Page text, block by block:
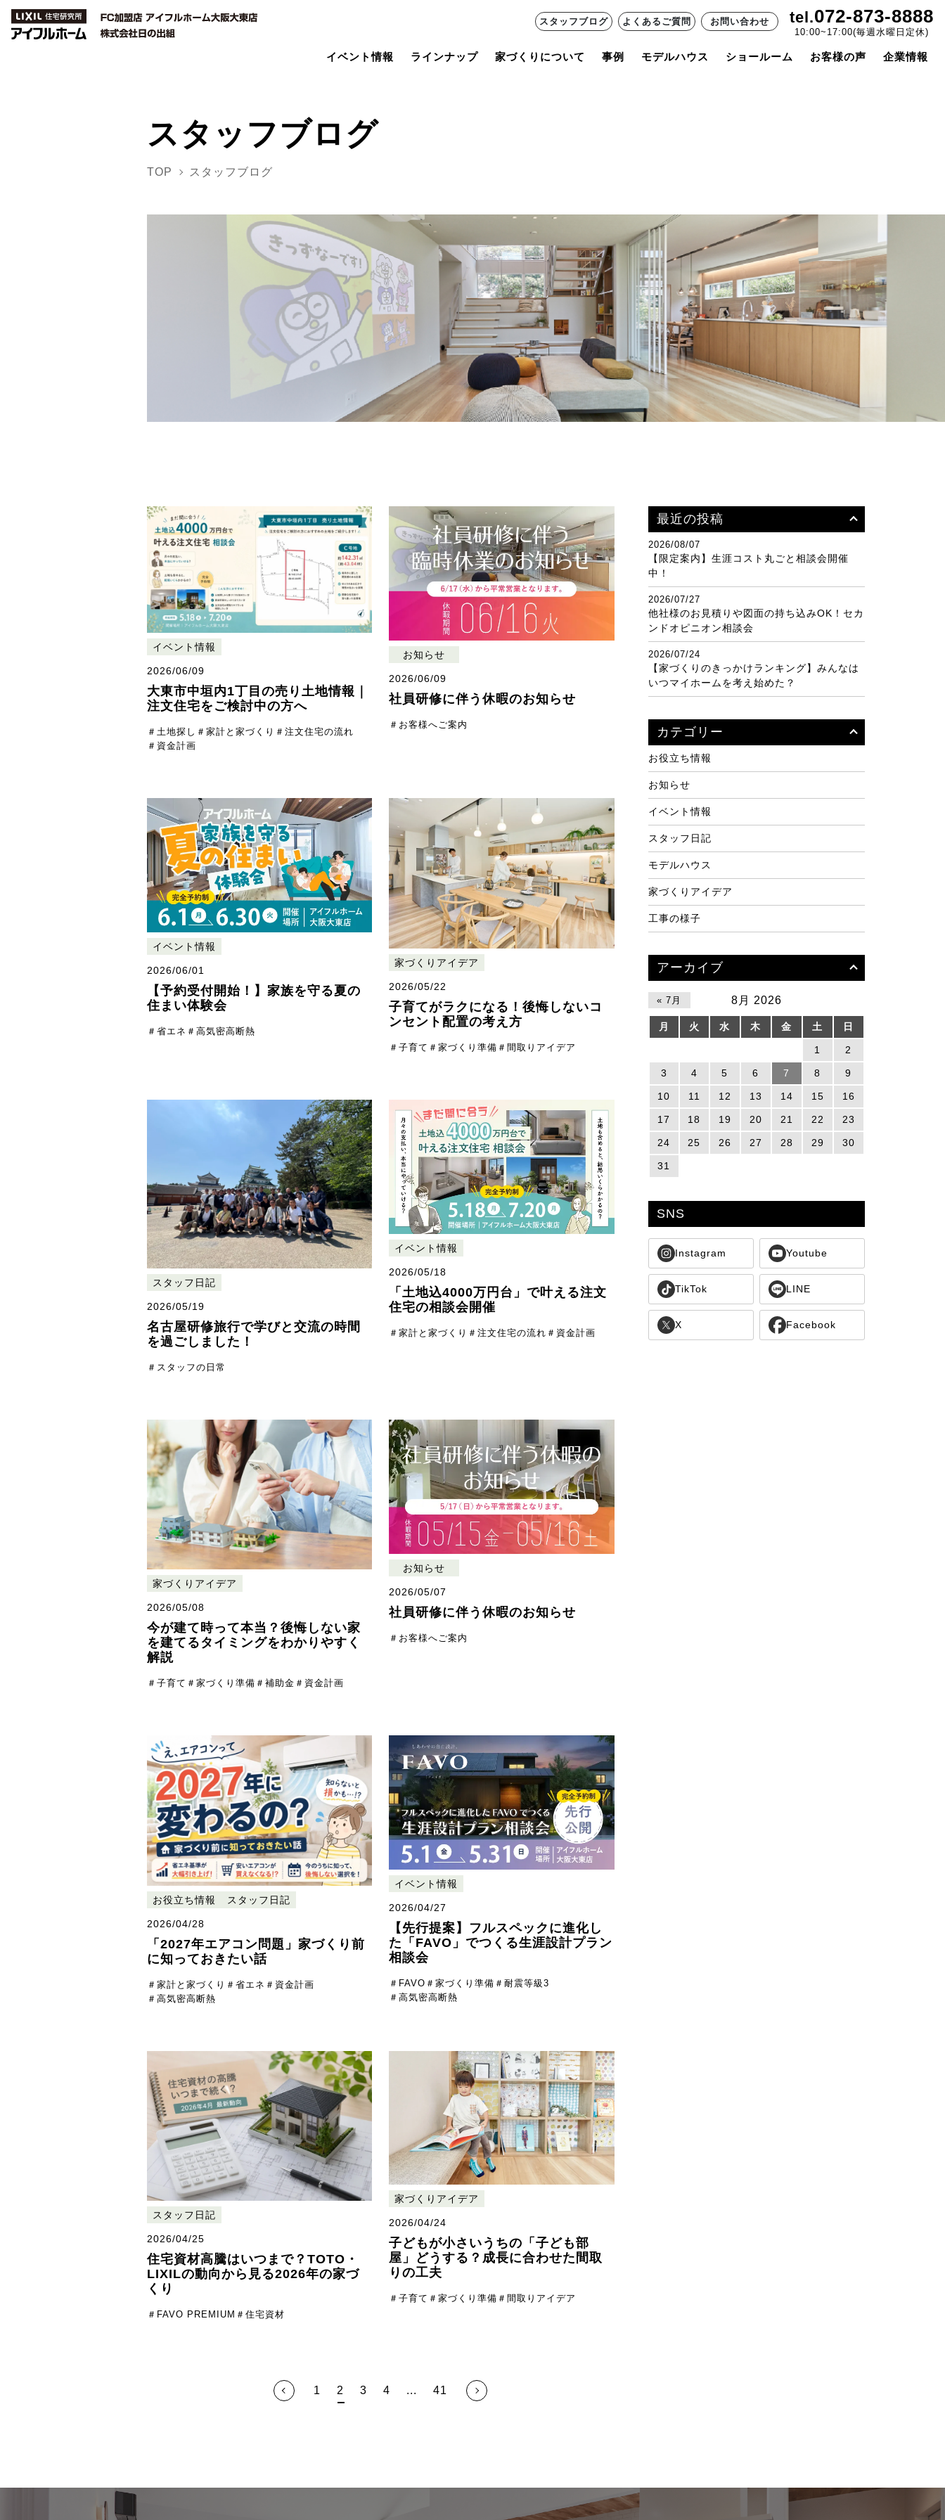
イベント情報 ラインナップ 家づくりについて 事例 モデルハウス ショールーム お客様の声 企業情報
スタッフブログ よくあるご質問 お問い合わせ tel.072-873-8888
10:00~17:00(毎週水曜日定休)
スタッフブログ
TOP スタッフブログ
イベント情報
2026/06/09
大東市中垣内1丁目の売り土地情報｜
注文住宅をご検討中の方へ
＃土地探し ＃家計と家づくり ＃注文住宅の流れ
＃資金計画
お知らせ
2026/06/09
社員研修に伴う休暇のお知らせ
＃お客様へご案内
イベント情報
2026/06/01
【予約受付開始！】家族を守る夏の
住まい体験会
＃省エネ ＃高気密高断熱
家づくりアイデア
2026/05/22
子育てがラクになる！後悔しないコ
ンセント配置の考え方
＃子育て ＃家づくり準備 ＃間取りアイデア
スタッフ日記
2026/05/19
名古屋研修旅行で学びと交流の時間
を過ごしました！
＃スタッフの日常
イベント情報
2026/05/18
「土地込4000万円台」で叶える注文
住宅の相談会開催
＃家計と家づくり ＃注文住宅の流れ ＃資金計画
家づくりアイデア
2026/05/08
今が建て時って本当？後悔しない家
を建てるタイミングをわかりやすく
解説
＃子育て ＃家づくり準備 ＃補助金 ＃資金計画
お知らせ
2026/05/07
社員研修に伴う休暇のお知らせ
＃お客様へご案内
お役立ち情報 スタッフ日記
2026/04/28
「2027年エアコン問題」家づくり前
に知っておきたい話
＃家計と家づくり ＃省エネ ＃資金計画
＃高気密高断熱
イベント情報
2026/04/27
【先行提案】フルスペックに進化し
た「FAVO」でつくる生涯設計プラン
相談会
＃FAVO ＃家づくり準備 ＃耐震等級3
＃高気密高断熱
スタッフ日記
2026/04/25
住宅資材高騰はいつまで？TOTO・
LIXILの動向から見る2026年の家づ
くり
＃FAVO PREMIUM ＃住宅資材
家づくりアイデア
2026/04/24
子どもが小さいうちの「子ども部
屋」どうする？成長に合わせた間取
りの工夫
＃子育て ＃家づくり準備 ＃間取りアイデア
1 2 3 4 ... 41
最近の投稿
2026/08/07
【限定案内】生涯コスト丸ごと相談会開催
中！
2026/07/27
他社様のお見積りや図面の持ち込みOK！セカ
ンドオピニオン相談会
2026/07/24
【家づくりのきっかけランキング】みんなは
いつマイホームを考え始めた？
カテゴリー
お役立ち情報
お知らせ
イベント情報
スタッフ日記
モデルハウス
家づくりアイデア
工事の様子
アーカイブ
8月 2026
月 火 水 木 金 土 日
1 2
3 4 5 6 7 8 9
10 11 12 13 14 15 16
17 18 19 20 21 22 23
24 25 26 27 28 29 30
31
« 7月
SNS
Instagram Youtube
TikTok LINE
X Facebook